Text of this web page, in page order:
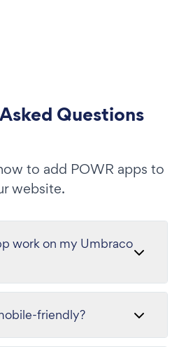
Questions
to add POWR apps to
website.
work on my Umbraco
friendly?